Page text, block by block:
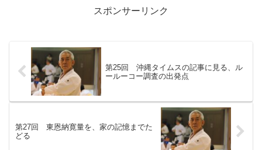
スポンサーリンク
第25回 沖縄タイムスの記事に見る、ル
ールーコー調査の出発点
第27回 東恩納寛量を、家の記憶までた
どる